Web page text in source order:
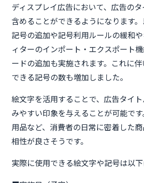
ディスプレイ広告において、広告の
含めることができるようになります
記号の追加や記号利用ルールの緩和
ィターのインポート・エクスポート
ードの追加も実施されます。これに
できる記号の数も増加しました。
絵文字を活用することで、広告タイ
みやすい印象を与えることが可能で
用品など、消費者の日常に密着した
相性が良さそうです。
実際に使用できる絵文字や記号は以下